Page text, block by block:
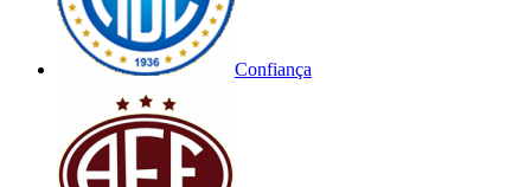
Confiança